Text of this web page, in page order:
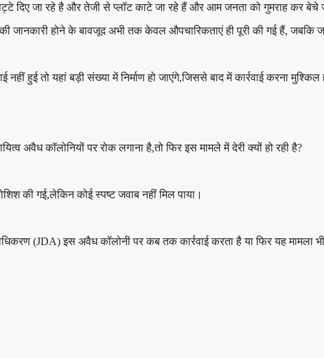
दिए जा रहे है और तेजी से प्लॉट काटे जा रहे हैं और आम जनता को गुमराह कर बेचे
जानकारी होने के बावजूद अभी तक केवल औपचारिकताएं ही पूरी की गई हैं, जबकि
नहीं हुई तो यहां बड़ी संख्या में निर्माण हो जाएंगे,जिससे बाद में कार्रवाई करना मुश्किल
अवैध कॉलोनियों पर रोक लगाना है,तो फिर इस मामले में देरी क्यों हो रही है?
की गई,लेकिन कोई स्पष्ट जवाब नहीं मिल पाया।
(JDA) इस अवैध कॉलोनी पर कब तक कार्रवाई करता है या फिर यह मामला